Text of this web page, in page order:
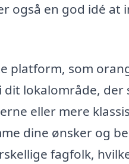
også en god idé
platform, som
lokalområde, der
eller mere
dine ønsker og
fagfolk,